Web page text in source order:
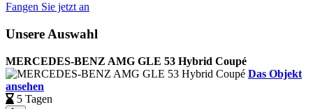
Fangen Sie jetzt an
Unsere Auswahl
MERCEDES-BENZ AMG GLE 53 Hybrid Coupé
Das Objekt
ansehen
5 Tagen